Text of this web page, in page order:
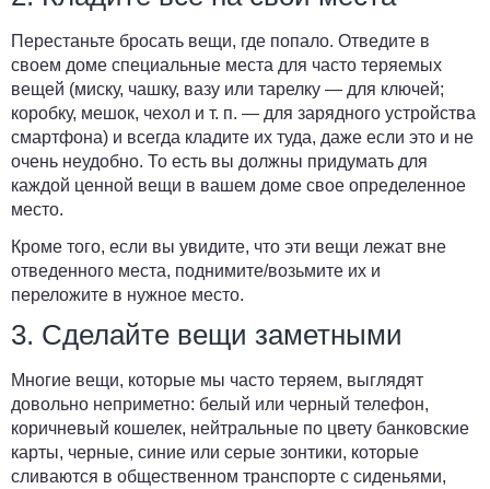
Перестаньте бросать вещи, где попало. Отведите в
своем доме специальные места для часто теряемых
вещей (миску, чашку, вазу или тарелку — для ключей;
коробку, мешок, чехол и т. п. — для зарядного устройства
смартфона) и всегда кладите их туда, даже если это и не
очень неудобно. То есть вы должны придумать для
каждой ценной вещи в вашем доме свое определенное
место.
Кроме того, если вы увидите, что эти вещи лежат вне
отведенного места, поднимите/возьмите их и
переложите в нужное место.
3. Сделайте вещи заметными
Многие вещи, которые мы часто теряем, выглядят
довольно неприметно: белый или черный телефон,
коричневый кошелек, нейтральные по цвету банковские
карты, черные, синие или серые зонтики, которые
сливаются в общественном транспорте с сиденьями,